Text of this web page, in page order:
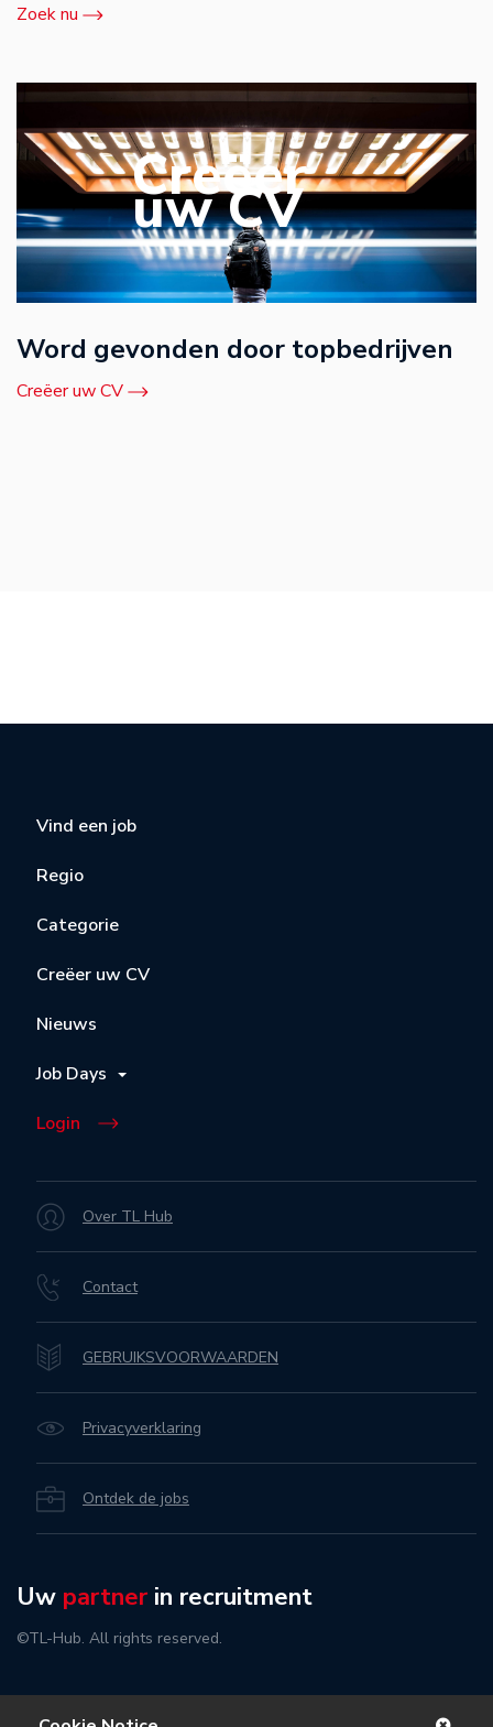
Zoek nu
Creëer
uw CV
Word gevonden door topbedrijven
Creëer uw CV
Vind een job
Regio
Categorie
Creëer uw CV
Nieuws
Job Days
Login
Over TL Hub
Contact
GEBRUIKSVOORWAARDEN
Privacyverklaring
Ontdek de jobs
Uw partner in recruitment
©TL-Hub. All rights reserved.